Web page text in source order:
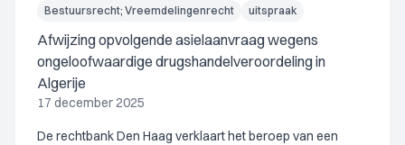
Bestuursrecht; Vreemdelingenrecht uitspraak
Afwijzing opvolgende asielaanvraag wegens
ongeloofwaardige drugshandelveroordeling in
Algerije
17 december 2025
De rechtbank Den Haag verklaart het beroep van een